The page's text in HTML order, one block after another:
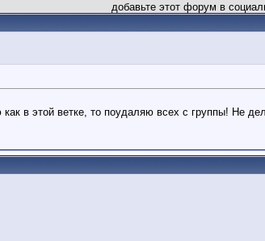
добавьте этот форум в
в этой ветке, то поудаляю всех с группы! Не